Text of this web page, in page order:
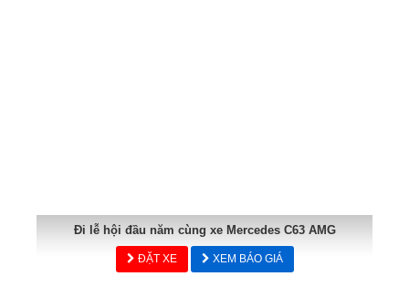
Đi lễ hội đầu năm cùng xe Mercedes C63 AMG
ĐẶT XE XEM BÁO GIÁ